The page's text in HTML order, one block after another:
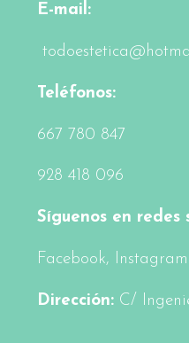
E-mail:
Teléfonos:
667 780 847
928 418 096
Síguenos en redes
Facebook,
Dirección: C/